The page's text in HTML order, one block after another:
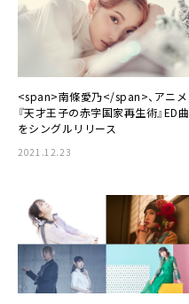
<span>南條愛乃</span>、アニメ
『天才王子の赤字国家再生術』ED曲
をシングルリリース
2021.12.23